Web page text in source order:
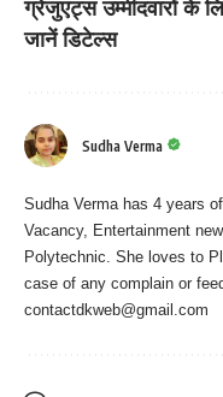
ग्रेजुएट्स उम्मीदवारों के
जानें डिटेल्स
Sudha Verma
Sudha Verma has 4 years
Vacancy, Entertainment
Polytechnic. She loves to
case of any complain or
contactdkweb@gmail.com